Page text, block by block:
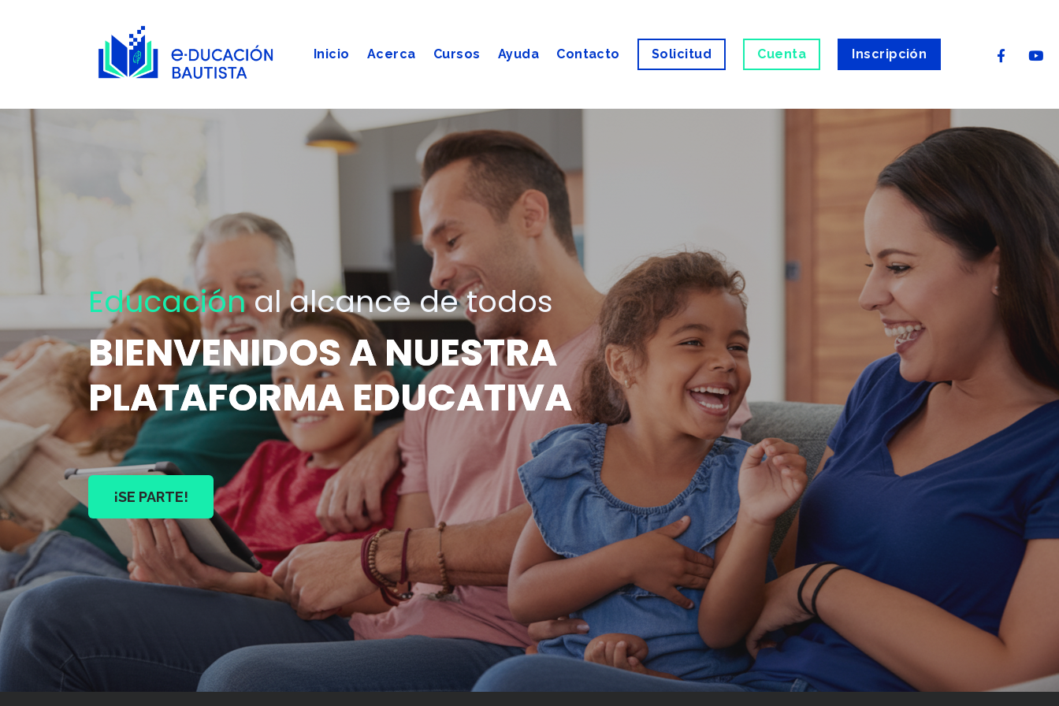
Inicio Acerca Cursos Ayuda Contacto Solicitud Cuenta Inscripción
Educaciónal alcance detodos
BIENVENIDOS A NUESTRA
PLATAFORMA EDUCATIVA
¡SE PARTE!